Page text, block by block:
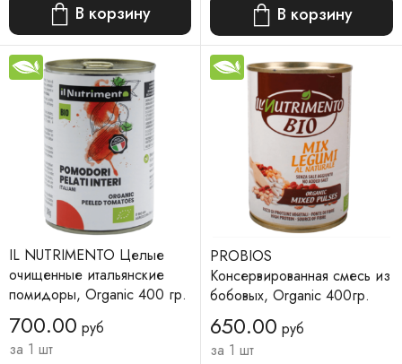
В корзину В корзину
IL NUTRIMENTO Целые
очищенные итальянские
помидоры, Organic 400 гр.
700.00 руб
за 1 шт
PROBIOS
Консервированная смесь из
бобовых, Organic 400гр.
650.00 руб
за 1 шт